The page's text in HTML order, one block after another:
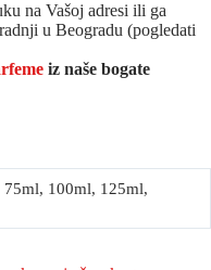
na Vašoj adresi ili ga
u Beogradu (pogledati
iz naše bogate
100ml, 125ml,